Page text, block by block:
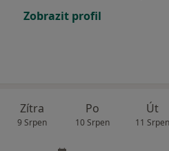
Zobrazit profil
Zítra
9 Srpen
Po
10 Srpen
Út
11 Srpen